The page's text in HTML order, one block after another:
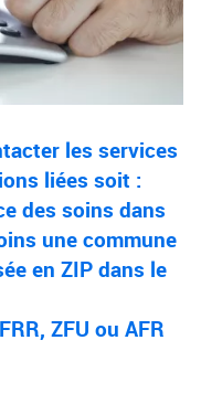
les services
liées soit :
des soins dans
une commune
en ZIP dans le
ZFU ou AFR